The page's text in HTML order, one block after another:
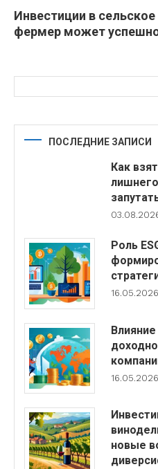
Инвестиции в
фермер может
ПОСЛЕДНИЕ ЗАПИСИ
Как
Роль
16.05.2026
Влияние
16.05.2026
новые